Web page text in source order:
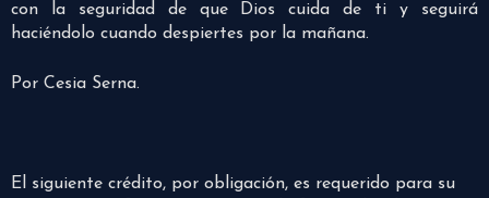
con la seguridad de que Dios cuida de ti y seguirá
haciéndolo cuando despiertes por la mañana.
Por Cesia Serna.
El siguiente crédito, por obligación, es requerido para su